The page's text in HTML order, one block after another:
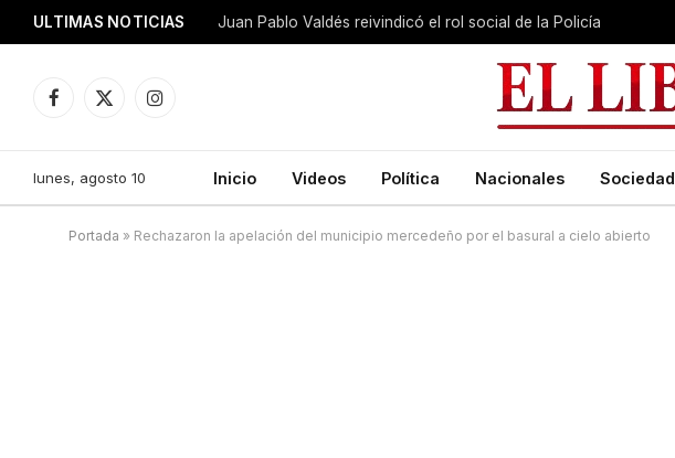
ULTIMAS NOTICIAS Juan Pablo Valdés reivindicó el rol social de la Policía
Facebook
X
Instagram
lunes, agosto 10 Inicio Videos Política Nacionales Sociedad
Portada » Rechazaron la apelación del municipio mercedeño por el basural a cielo abierto